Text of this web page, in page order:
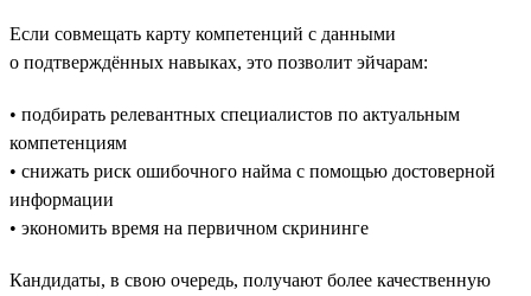
Если совмещать карту компетенций с данными
о подтверждённых навыках, это позволит эйчарам:
• подбирать релевантных специалистов по актуальным
компетенциям
• снижать риск ошибочного найма с помощью достоверной
информации
• экономить время на первичном скрининге
Кандидаты, в свою очередь, получают более качественную